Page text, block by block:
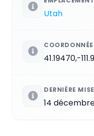
Utah
41.19470,-
DERNIÈRE
14 décembre